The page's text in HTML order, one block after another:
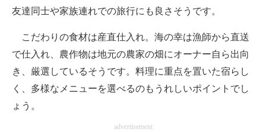
友達同士や家族連れでの旅行にも良さそうです。
こだわりの食材は産直仕入れ。海の幸は漁師から直送
で仕入れ、農作物は地元の農家の畑にオーナー自ら出向
き、厳選しているそうです。料理に重点を置いた宿らし
く、多様なメニューを選べるのもうれしいポイントでし
ょう。
advertisement